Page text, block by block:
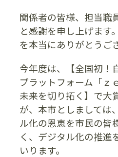
関係者の皆様、担当職
と感謝を申し上げます
を本当にありがとうご
今年度は、【全国初！
プラットフォーム「ｚ
未来を切り拓く】で大
が、本市としましては
ル化の恩恵を市民の皆
く、デジタル化の推進
いります。